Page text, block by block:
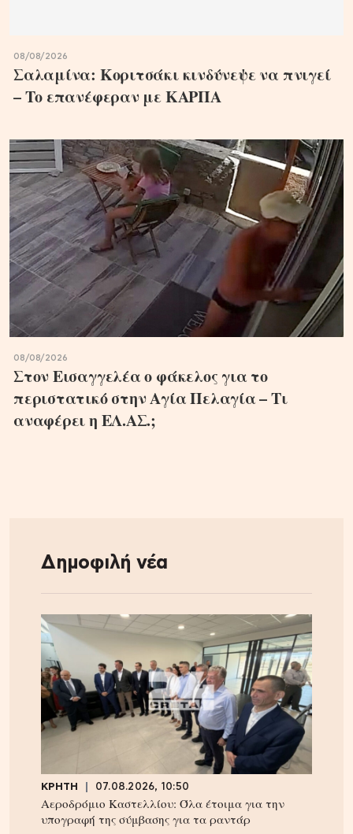
08/08/2026
Σαλαμίνα: Κοριτσάκι κινδύνεψε να πνιγεί
– Το επανέφεραν με ΚΑΡΠΑ
08/08/2026
Στον Εισαγγελέα ο φάκελος για το
περιστατικό στην Αγία Πελαγία – Τι
αναφέρει η ΕΛ.ΑΣ.;
Δημοφιλή νέα
ΚΡΗΤΗ 07.08.2026, 10:50
Αεροδρόμιο Καστελλίου: Όλα έτοιμα για την
υπογραφή της σύμβασης για τα ραντάρ